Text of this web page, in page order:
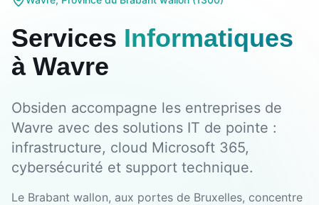
Services Informatiques
à Wavre
Obsiden accompagne les entreprises de
Wavre avec des solutions IT de pointe :
infrastructure, cloud Microsoft 365,
cybersécurité et support technique.
Le Brabant wallon, aux portes de Bruxelles, concentre